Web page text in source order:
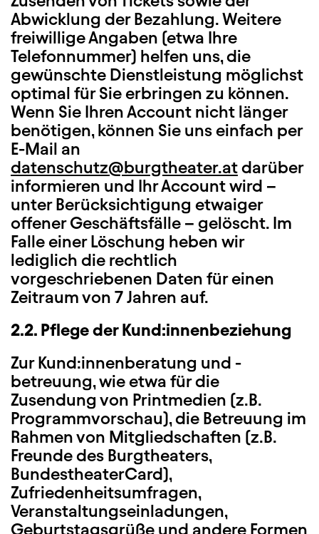
Abwicklung der Bezahlung. Weitere
freiwillige Angaben (etwa Ihre
Telefonnummer) helfen uns, die
gewünschte Dienstleistung möglichst
optimal für Sie erbringen zu können.
Wenn Sie Ihren Account nicht länger
benötigen, können Sie uns einfach per
E-Mail an
datenschutz@burgtheater.atdarüber
informieren und Ihr Account wird –
unter Berücksichtigung etwaiger
offener Geschäftsfälle – gelöscht. Im
Falle einer Löschung heben wir
lediglich die rechtlich
vorgeschriebenen Daten für einen
Zeitraum von 7 Jahren auf.
2.2. Pflege der Kund:innenbeziehung
Zur Kund:innenberatung und -
betreuung, wie etwa für die
Zusendung von Printmedien (z.B.
Programmvorschau), die Betreuung im
Rahmen von Mitgliedschaften (z.B.
Freunde des Burgtheaters,
BundestheaterCard),
Zufriedenheitsumfragen,
Veranstaltungseinladungen,
Geburtstagsgrüße und andere Formen